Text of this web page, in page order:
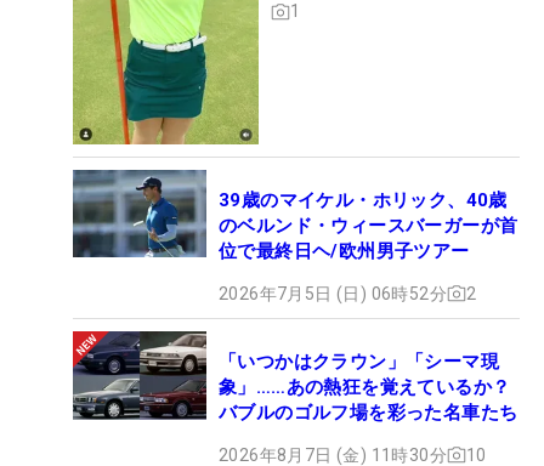
1
39歳のマイケル・ホリック、40歳
のベルンド・ウィースバーガーが首
位で最終日ヘ/欧州男子ツアー
2026年7月5日 (日) 06時52分 2
「いつかはクラウン」「シーマ現
象」……あの熱狂を覚えているか？
バブルのゴルフ場を彩った名車たち
2026年8月7日 (金) 11時30分 10